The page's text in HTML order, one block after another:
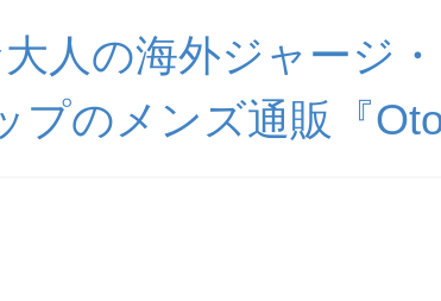
人の海外ジャージ
プのメンズ通販『